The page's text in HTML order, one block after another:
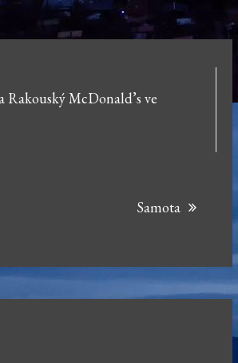
Rakouský McDonald’s ve
Samota